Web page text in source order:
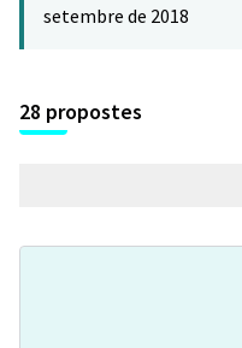
setembre de 2018
28 propostes